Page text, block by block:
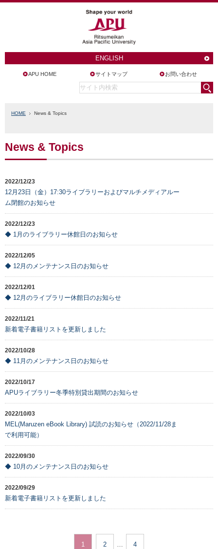
ENGLISH
APU HOME サイトマップ お問い合わせ
HOME News & Topics
News & Topics
2022/12/23
12月23日（金）17:30ライブラリーおよびマルチメディアルー
ム閉館のお知らせ
2022/12/23
◆ 1月のライブラリー休館日のお知らせ
2022/12/05
◆ 12月のメンテナンス日のお知らせ
2022/12/01
◆ 12月のライブラリー休館日のお知らせ
2022/11/21
新着電子書籍リストを更新しました
2022/10/28
◆ 11月のメンテナンス日のお知らせ
2022/10/17
APUライブラリー冬季特別貸出期間のお知らせ
2022/10/03
MEL(Maruzen eBook Library) 試読のお知らせ（2022/11/28ま
で利用可能）
2022/09/30
◆ 10月のメンテナンス日のお知らせ
2022/09/29
新着電子書籍リストを更新しました
1 2 4